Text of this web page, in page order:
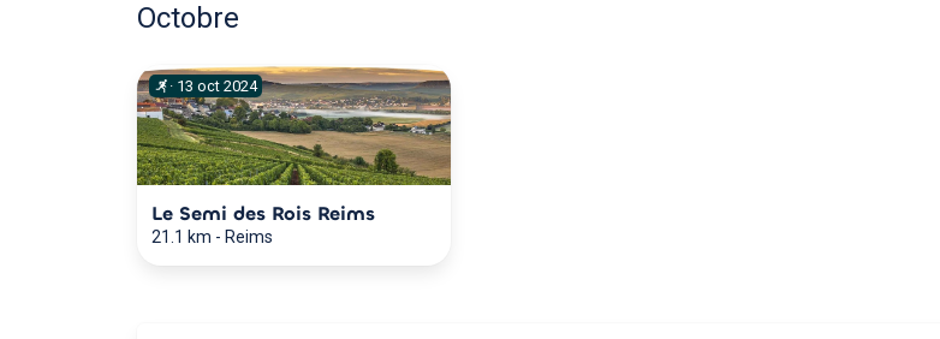
Octobre
· 13 oct 2024
Le Semi des Rois Reims
21.1 km - Reims